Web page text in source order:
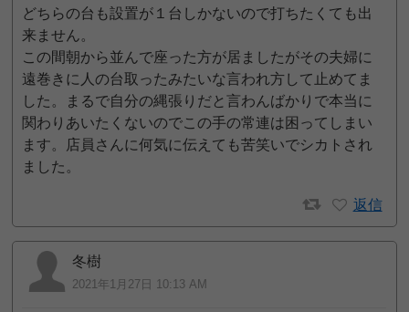
どちらの台も設置が１台しかないので打ちたくても出
来ません。
この間朝から並んで座った方が居ましたがその夫婦に
遠巻きに人の台取ったみたいな言われ方して止めてま
した。まるで自分の縄張りだと言わんばかりで本当に
関わりあいたくないのでこの手の常連は困ってしまい
ます。店員さんに何気に伝えても苦笑いでシカトされ
ました。
返信
冬樹
2021年1月27日 10:13 AM